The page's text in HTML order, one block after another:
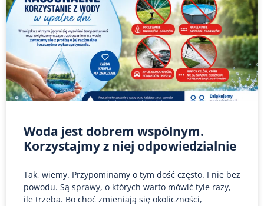
Woda jest dobrem wspólnym.
Korzystajmy z niej odpowiedzialnie
Tak, wiemy. Przypominamy o tym dość często. I nie bez
powodu. Są sprawy, o których warto mówić tyle razy,
ile trzeba. Bo choć zmieniają się okoliczności,